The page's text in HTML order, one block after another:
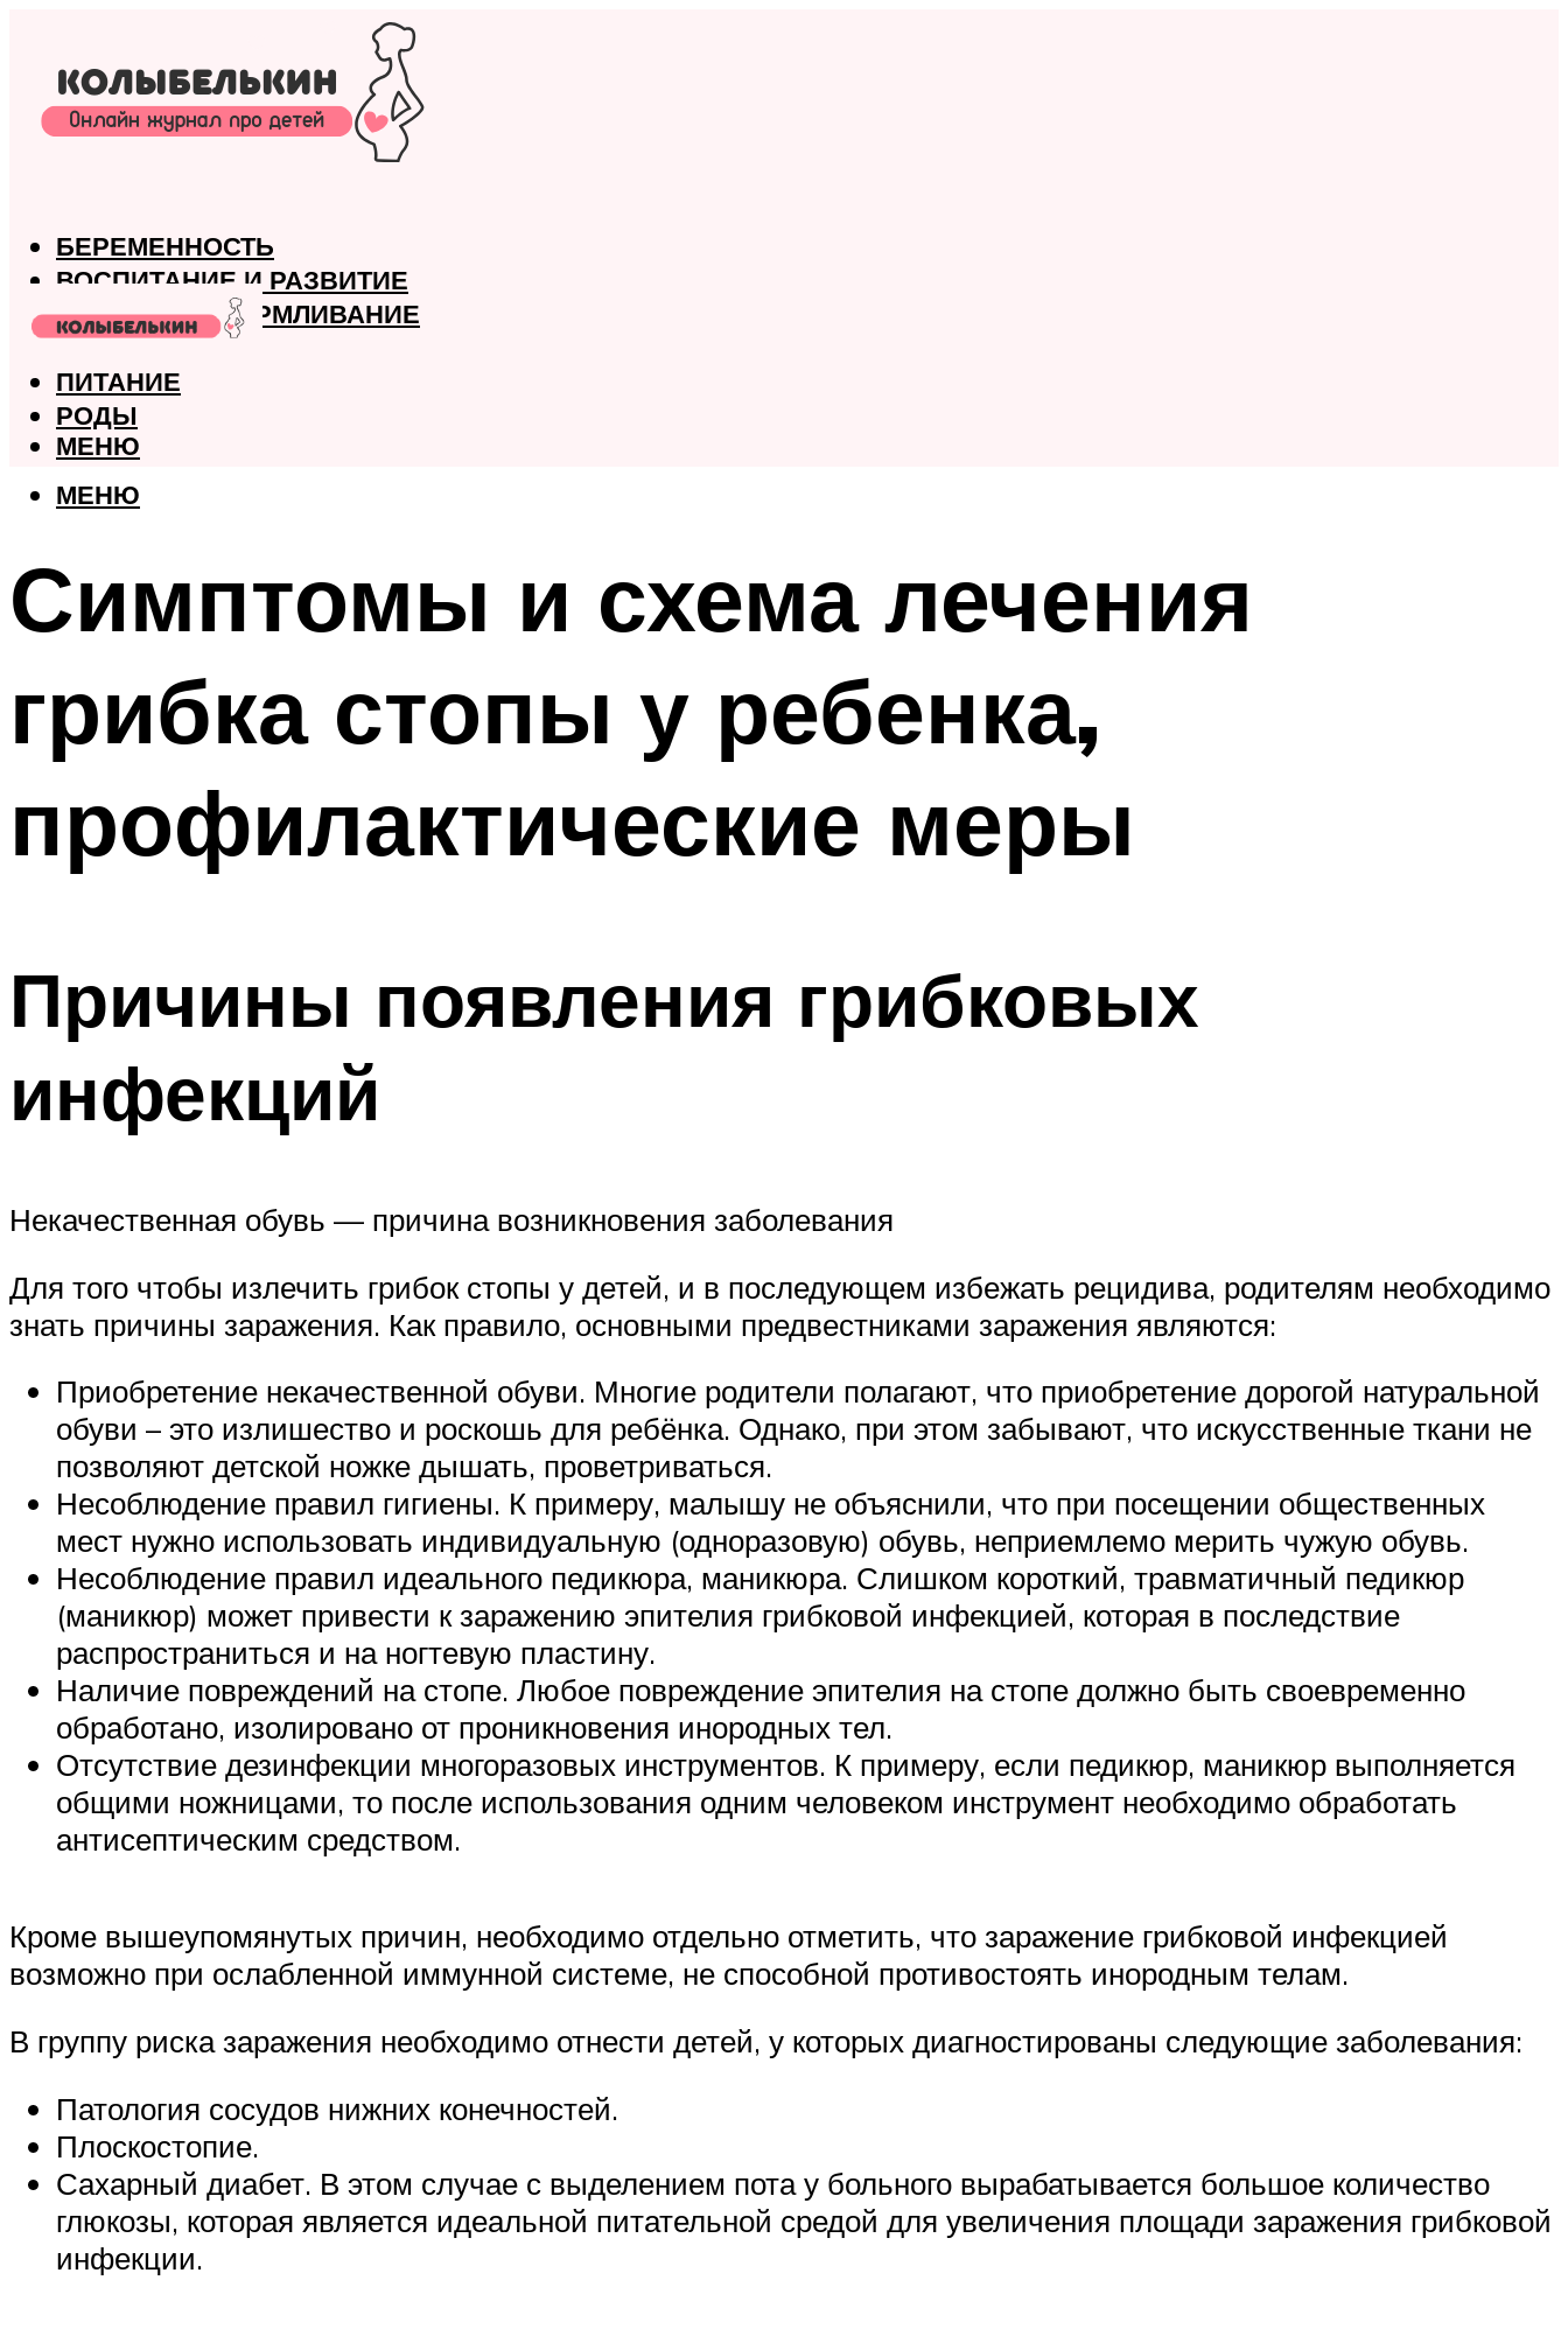
БЕРЕМЕННОСТЬ
ВОСПИТАНИЕ И РАЗВИТИЕ
ГРУДНОЕ ВСКАРМЛИВАНИЕ
ЗДОРОВЬЕ
ПИТАНИЕ
РОДЫ
МЕНЮ
МЕНЮ
Симптомы и схема лечения
грибка стопы у ребенка,
профилактические меры
Причины появления грибковых
инфекций
Некачественная обувь — причина возникновения заболевания
Для того чтобы излечить грибок стопы у детей, и в последующем избежать рецидива, родителям необходимо
знать причины заражения. Как правило, основными предвестниками заражения являются:
Приобретение некачественной обуви. Многие родители полагают, что приобретение дорогой натуральной
обуви – это излишество и роскошь для ребёнка. Однако, при этом забывают, что искусственные ткани не
позволяют детской ножке дышать, проветриваться.
Несоблюдение правил гигиены. К примеру, малышу не объяснили, что при посещении общественных
мест нужно использовать индивидуальную (одноразовую) обувь, неприемлемо мерить чужую обувь.
Несоблюдение правил идеального педикюра, маникюра. Слишком короткий, травматичный педикюр
(маникюр) может привести к заражению эпителия грибковой инфекцией, которая в последствие
распространиться и на ногтевую пластину.
Наличие повреждений на стопе. Любое повреждение эпителия на стопе должно быть своевременно
обработано, изолировано от проникновения инородных тел.
Отсутствие дезинфекции многоразовых инструментов. К примеру, если педикюр, маникюр выполняется
общими ножницами, то после использования одним человеком инструмент необходимо обработать
антисептическим средством.
Кроме вышеупомянутых причин, необходимо отдельно отметить, что заражение грибковой инфекцией
возможно при ослабленной иммунной системе, не способной противостоять инородным телам.
В группу риска заражения необходимо отнести детей, у которых диагностированы следующие заболевания:
Патология сосудов нижних конечностей.
Плоскостопие.
Сахарный диабет. В этом случае с выделением пота у больного вырабатывается большое количество
глюкозы, которая является идеальной питательной средой для увеличения площади заражения грибковой
инфекции.